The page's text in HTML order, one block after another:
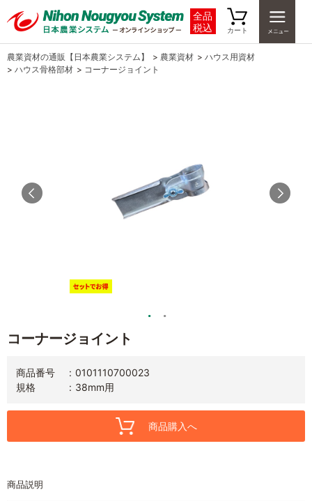
全品
税込
カート
農業資材の通販【日本農業システム】 > 農業資材 > ハウス用資材
> ハウス骨格部材 > コーナージョイント
コーナージョイント
商品番号
0101110700023
規格
38mm用
商品購入へ
商品説明